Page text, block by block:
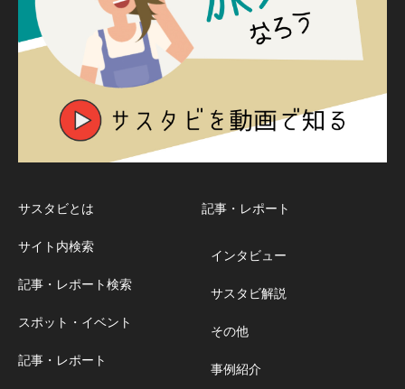
サスタビとは
サイト内検索
記事・レポート検索
スポット・イベント
記事・レポート
記事・レポート
インタビュー
サスタビ解説
その他
事例紹介